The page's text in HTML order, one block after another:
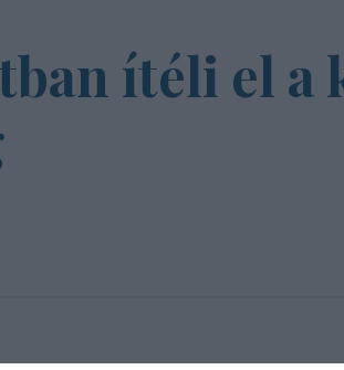
ítéli el a